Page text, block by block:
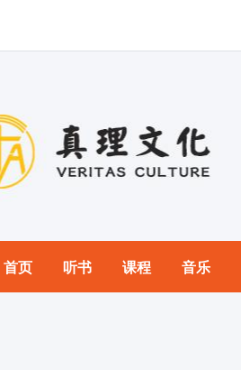
首页 听书 课程 音乐